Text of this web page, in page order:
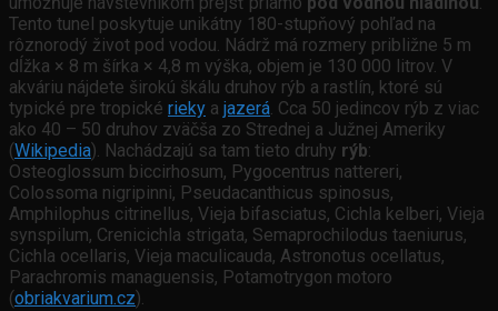
Tento tunel poskytuje unikátny 180-stupňový pohľad na
rôznorodý život pod vodou. Nádrž má rozmery približne 5 m
dĺžka × 8 m šírka × 4,8 m výška, objem je 130 000 litrov. V
akváriu nájdete širokú škálu druhov rýb a rastlín, ktoré sú
typické pre tropické rieky a jazerá. Cca 50 jedincov rýb z viac
ako 40 – 50 druhov zväčša zo Strednej a Južnej Ameriky
(Wikipedia). Nachádzajú sa tam tieto druhy rýb:
Osteoglossum biccirhosum, Pygocentrus nattereri,
Colossoma nigripinni, Pseudacanthicus spinosus,
Amphilophus citrinellus, Vieja bifasciatus, Cichla kelberi, Vieja
synspilum, Crenicichla strigata, Semaprochilodus taeniurus,
Cichla ocellaris, Vieja maculicauda, Astronotus ocellatus,
Parachromis managuensis, Potamotrygon motoro
(obriakvarium.cz).